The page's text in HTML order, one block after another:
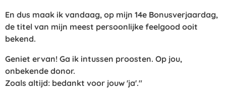
En dus maak ik vandaag, op mijn 14e Bonusverjaardag,
de titel van mijn meest persoonlijke feelgood ooit
bekend.
Geniet ervan! Ga ik intussen proosten. Op jou,
onbekende donor.
Zoals altijd: bedankt voor jouw 'ja'."